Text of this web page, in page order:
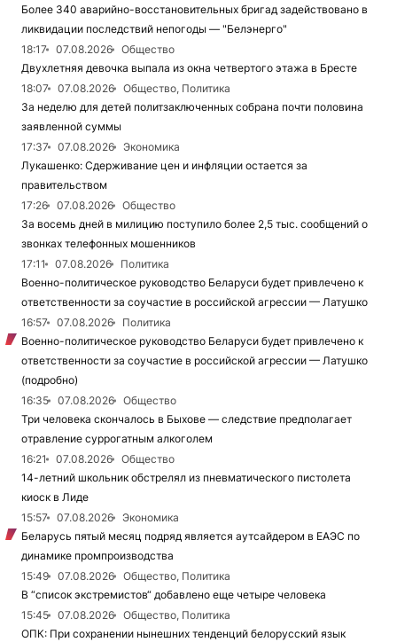
Более 340 аварийно-восстановительных бригад задействовано в
ликвидации последствий непогоды — "Белэнерго"
18:17
07.08.2026
Общество
Двухлетняя девочка выпала из окна четвертого этажа в Бресте
18:07
07.08.2026
Общество, Политика
За неделю для детей политзаключенных собрана почти половина
заявленной суммы
17:37
07.08.2026
Экономика
Лукашенко: Сдерживание цен и инфляции остается за
правительством
17:26
07.08.2026
Общество
За восемь дней в милицию поступило более 2,5 тыс. сообщений о
звонках телефонных мошенников
17:11
07.08.2026
Политика
Военно-политическое руководство Беларуси будет привлечено к
ответственности за соучастие в российской агрессии — Латушко
16:57
07.08.2026
Политика
Военно-политическое руководство Беларуси будет привлечено к
ответственности за соучастие в российской агрессии — Латушко
(подробно)
16:35
07.08.2026
Общество
Три человека скончалось в Быхове — следствие предполагает
отравление суррогатным алкоголем
16:21
07.08.2026
Общество
14-летний школьник обстрелял из пневматического пистолета
киоск в Лиде
15:57
07.08.2026
Экономика
Беларусь пятый месяц подряд является аутсайдером в ЕАЭС по
динамике промпроизводства
15:49
07.08.2026
Общество, Политика
В “список экстремистов“ добавлено еще четыре человека
15:45
07.08.2026
Общество, Политика
ОПК: При сохранении нынешних тенденций белорусский язык